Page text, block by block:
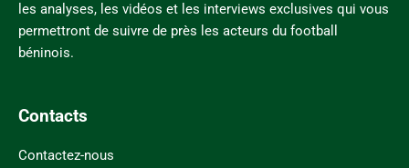
les analyses, les vidéos et les interviews exclusives qui vous
permettront de suivre de près les acteurs du football
béninois.
Contacts
Contactez-nous